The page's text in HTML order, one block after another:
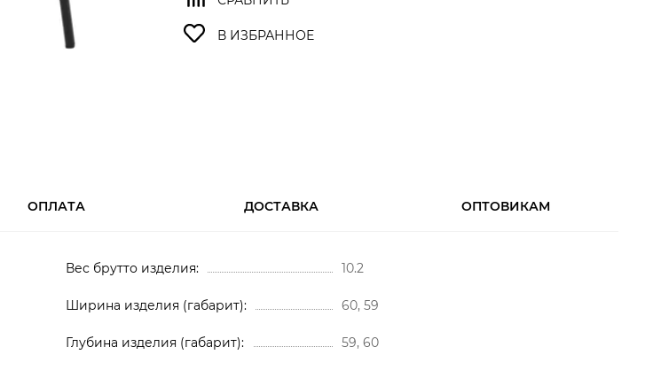
ОПЛАТА ДОСТАВКА ОПТОВИКАМ
Вес брутто изделия 10.2
Ширина изделия (габарит) 60, 59
Глубина изделия (габарит) 59, 60